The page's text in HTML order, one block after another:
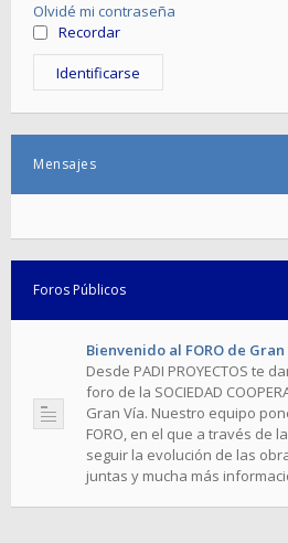
Olvidé mi contraseña
Recordar
Mensajes
Foros Públicos
Bienvenido al FORO de Gran
Desde PADI PROYECTOS te
foro de la SOCIEDAD
Gran Vía. Nuestro equipo
FORO, en el que a través de
seguir la evolución​ ​de las
juntas y mucha más